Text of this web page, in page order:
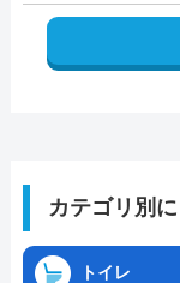
カテゴリ別
トイレ